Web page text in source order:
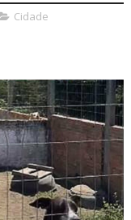
Cidade